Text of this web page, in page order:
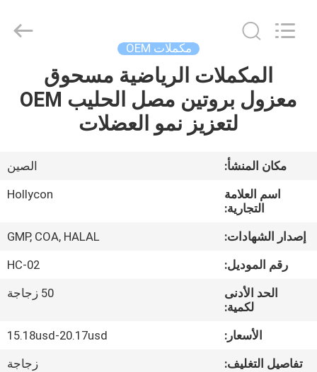
أشرطة
فيديو
حول
جولة
المعمل
مكملات OEM
المكملات الرياضية مسحوق
معزول بروتين مصل الحليب OEM
لتعزيز نمو العضلات
مكان المنشأ:
الصين
اسم العلامة
التجارية:
Hollycon
إصدار الشهادات:
GMP, COA, HALAL
رقم الموديل:
HC-02
الحد الأدنى
لكمية:
50 زجاجة
الأسعار:
15.18usd-20.17usd
تفاصيل التغليف:
زجاجة